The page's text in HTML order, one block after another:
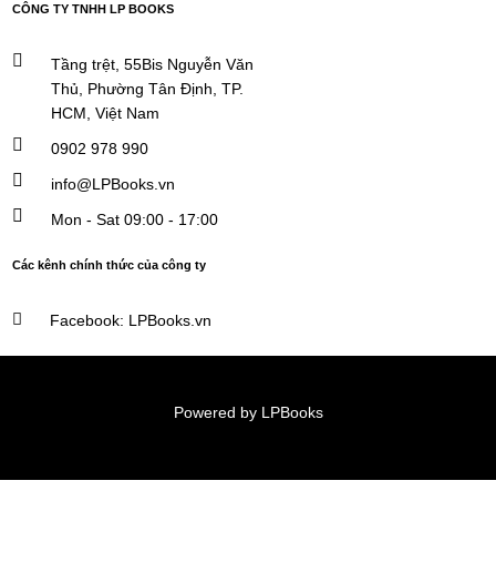
CÔNG TY TNHH LP BOOKS
Tầng trệt, 55Bis Nguyễn Văn
Thủ, Phường Tân Định, TP.
HCM, Việt Nam
0902 978 990
info@LPBooks.vn​
Mon - Sat 09:00 - 17:00
Các kênh chính thức của công ty
Facebook: LPBooks.vn
Powered by LPBooks